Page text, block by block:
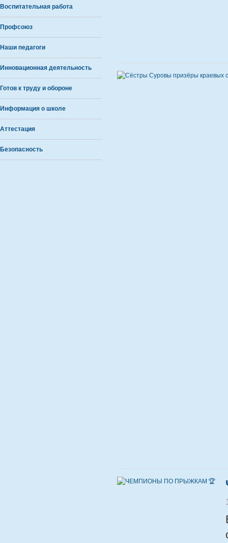
Воспитательная работа
Профсоюз
Наши педагоги
Инновационная деятельность
Готов к труду и обороне
Информация о школе
Аттестация
Безопасность